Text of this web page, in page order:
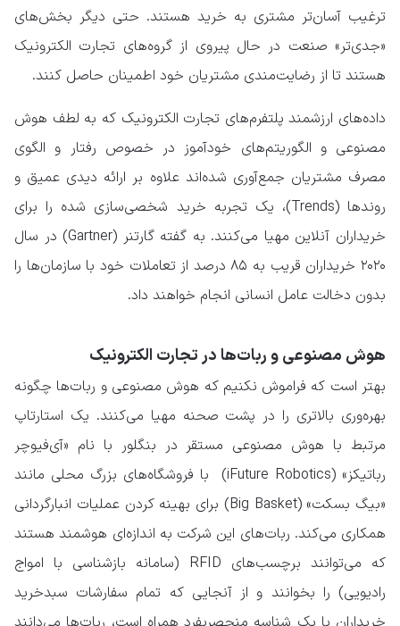
ترغیب آسان‌تر مشتری به خرید هستند. حتی دیگر بخش‌های
«جدی‌تر» صنعت در حال پیروی از گروه‌های تجارت الکترونیک
هستند تا از رضایت‌مندی مشتریان خود اطمینان حاصل کنند.
داده‌های ارزشمند پلتفرم‌های تجارت الکترونیک که به لطف هوش
مصنوعی و الگوریتم‌های خودآموز در خصوص رفتار و الگوی
مصرف مشتریان جمع‌آوری شده‌اند علاوه بر ارائه دیدی عمیق و
روندها (Trends)، یک تجربه خرید شخصی‌سازی شده را برای
خریداران آنلاین مهیا می‌کنند. به گفته گارتنر (Gartner) در سال
۲۰۲۰ خریداران قریب به ۸۵ درصد از تعاملات خود با سازمان‌ها را
بدون دخالت عامل انسانی انجام خواهند داد.
هوش مصنوعی و ربات‌ها در تجارت الکترونیک
بهتر است که فراموش نکنیم که هوش مصنوعی و ربات‌ها چگونه
بهره‌وری بالاتری را در پشت صحنه مهیا می‌کنند. یک استارتاپ
مرتبط با هوش مصنوعی مستقر در بنگلور با نام «آی‌فیوچر
رباتیکز» (iFuture Robotics) با فروشگاه‌های بزرگ محلی مانند
«بیگ بسکت» (Big Basket) برای بهینه کردن عملیات انبارگردانی
همکاری می‌کند. ربات‌های این شرکت به اندازه‌ای هوشمند هستند
که می‌توانند برچسب‌های RFID (سامانه بازشناسی با امواج
رادیویی) را بخوانند و از آنجایی که تمام سفارشات سبدخرید